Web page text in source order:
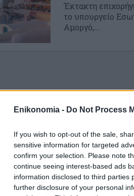
Enikonomia - Do Not Process
If you wish to opt-out of the sale,
sensitive information for targeted
confirm your selection. Please note
continue seeing interest-based ads
information disclosed to third parties
further disclosure of your personal
Έκτακτη
το υπουργείο
Αμοργό,...
Οικονομία